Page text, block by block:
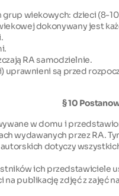
wiekowych: dzieci (8-
dokonywany jest
RA samodzielnie.
są przed
§ 10
w domu i
wydawanych przez RA.
dotyczy
ich
publikację zdjęć z zajęć